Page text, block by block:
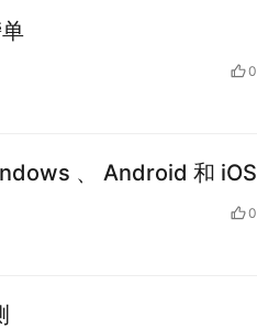
0
、 Android 和 iOS￼
0